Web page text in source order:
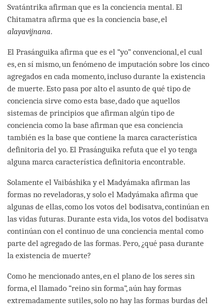
Svatántrika afirman que es la conciencia mental. El
Chitamatra afirma que es la conciencia base, el
alayavijnana.
El Prasánguika afirma que es el “yo” convencional, el cual
es, en sí mismo, un fenómeno de imputación sobre los cinco
agregados en cada momento, incluso durante la existencia
de muerte. Esto pasa por alto el asunto de qué tipo de
conciencia sirve como esta base, dado que aquellos
sistemas de principios que afirman algún tipo de
conciencia como la base afirman que esa conciencia
también es la base que contiene la marca característica
definitoria del yo. El Prasánguika refuta que el yo tenga
alguna marca característica definitoria encontrable.
Solamente el Vaibáshika y el Madyámaka afirman las
formas no reveladoras, y solo el Madyámaka afirma que
algunas de ellas, como los votos del bodisatva, continúan en
las vidas futuras. Durante esta vida, los votos del bodisatva
continúan con el continuo de una conciencia mental como
parte del agregado de las formas. Pero, ¿qué pasa durante
la existencia de muerte?
Como he mencionado antes, en el plano de los seres sin
forma, el llamado “reino sin forma”, aún hay formas
extremadamente sutiles, solo no hay las formas burdas del